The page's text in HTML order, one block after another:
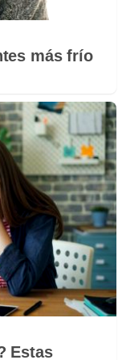
más frío
Estas